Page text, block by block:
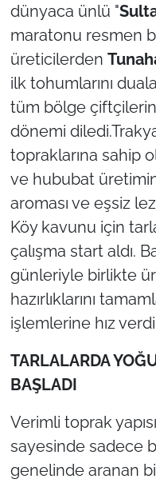
dünyaca ünlü "
maratonu resmen
üreticilerden
ilk tohumlarını
tüm bölge
dönemi
topraklarına sahip
ve hububat
aroması ve eşsiz
Köy kavunu için
çalışma start aldı.
günleriyle birlikte
hazırlıklarını
işlemlerine hız
TARLALARDA
BAŞLADI
Verimli toprak
sayesinde sadece
genelinde aranan
Politika
Flaş Haber
Dış Haberler
Magazin
İş Dünyası
Bilim Teknoloji
English News
Canlı Maç
Genel-A
Gündem-Eğitim